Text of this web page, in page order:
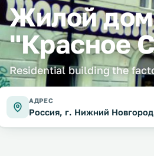
Жилой
"Красное
Residential building the
АДРЕС
Россия, г. Нижний